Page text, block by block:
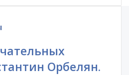
Орбелян.